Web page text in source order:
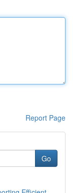
Report Page
Go